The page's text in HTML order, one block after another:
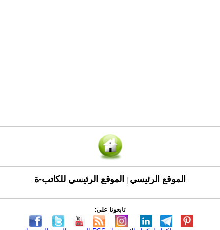
الموقع الرئيسي الموقع الرئيسي للكاتب-ة
تابعونا على: